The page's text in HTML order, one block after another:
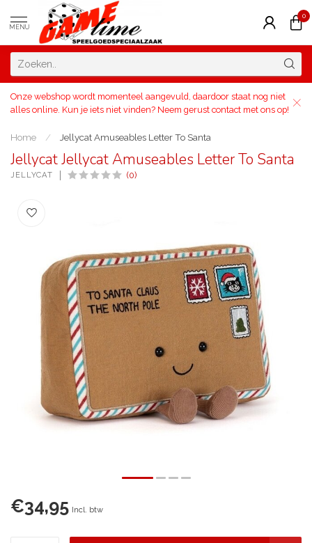
MENU
0
Onze webshop wordt momenteel aangevuld, daardoor staat nog niet
alles online. Kun je iets niet vinden? Neem gerust contact met ons op!
Home / Jellycat Amuseables Letter To Santa
Jellycat Jellycat Amuseables Letter To Santa
JELLYCAT (0)
€34,95 Incl. btw